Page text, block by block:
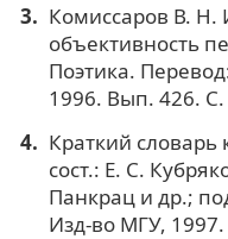
Комиссаров В. Н.
объективность
Поэтика.
1996. Вып. 426. С.
Краткий
сост.: Е. С.
Панкрац и др.;
Изд-во МГУ, 1997.